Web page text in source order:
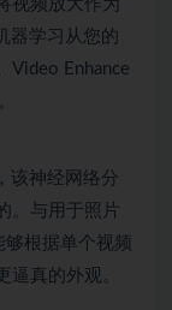
视频放大作为
器学习从您的
Video Enhance
该神经网络分
。与用于照片
够根据单个视频
逼真的外观。